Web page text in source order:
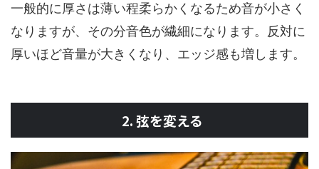
一般的に厚さは薄い程柔らかくなるため音が小さく
なりますが、その分音色が繊細になります。反対に
厚いほど音量が大きくなり、エッジ感も増します。
2. 弦を変える